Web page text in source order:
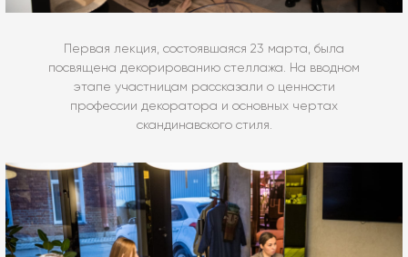
Первая лекция, состоявшаяся 23 марта, была
посвящена декорированию стеллажа. На вводном
этапе участницам рассказали о ценности
профессии декоратора и основных чертах
скандинавского стиля.